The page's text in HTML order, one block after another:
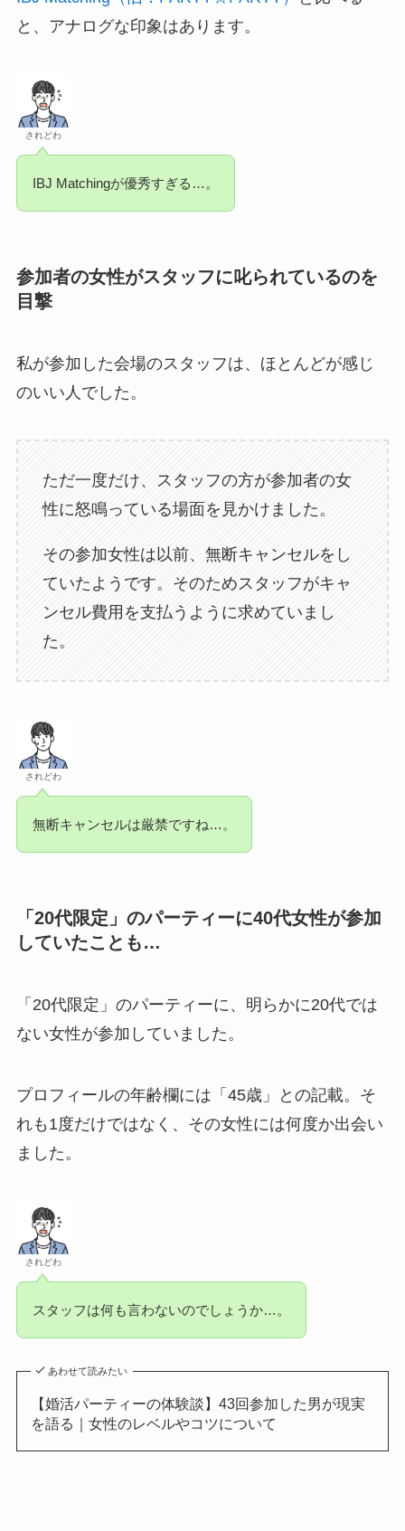
と、アナログな印象はあります。
されどわ
IBJ Matchingが優秀すぎる…。
参加者の女性がスタッフに叱られているのを
目撃
私が参加した会場のスタッフは、ほとんどが感じ
のいい人でした。
ただ一度だけ、スタッフの方が参加者の女
性に怒鳴っている場面を見かけました。
その参加女性は以前、無断キャンセルをし
ていたようです。そのためスタッフがキャ
ンセル費用を支払うように求めていまし
た。
されどわ
無断キャンセルは厳禁ですね…。
「20代限定」のパーティーに40代女性が参加
していたことも…
「20代限定」のパーティーに、明らかに20代では
ない女性が参加していました。
プロフィールの年齢欄には「45歳」との記載。そ
れも1度だけではなく、その女性には何度か出会い
ました。
されどわ
スタッフは何も言わないのでしょうか…。
あわせて読みたい
【婚活パーティーの体験談】43回参加した男が現実
を語る｜女性のレベルやコツについて